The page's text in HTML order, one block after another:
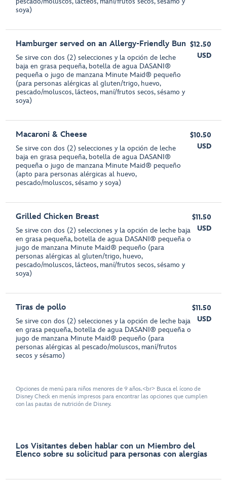
soya)
Hamburger served on an Allergy-Friendly Bun
Se sirve con dos (2) selecciones y la opción de leche
baja en grasa pequeña, botella de agua DASANI®
pequeña o jugo de manzana Minute Maid® pequeño
(para personas alérgicas al gluten/trigo, huevo,
pescado/moluscos, lácteos, maní/frutos secos, sésamo y
soya)
$12.50
USD
Macaroni & Cheese
Se sirve con dos (2) selecciones y la opción de leche
baja en grasa pequeña, botella de agua DASANI®
pequeña o jugo de manzana Minute Maid® pequeño
(apto para personas alérgicas al huevo,
pescado/moluscos, sésamo y soya)
$10.50
USD
Grilled Chicken Breast
Se sirve con dos (2) selecciones y la opción de leche baja
en grasa pequeña, botella de agua DASANI® pequeña o
jugo de manzana Minute Maid® pequeño (para
personas alérgicas al gluten/trigo, huevo,
pescado/moluscos, lácteos, maní/frutos secos, sésamo y
soya)
$11.50
USD
Tiras de pollo
Se sirve con dos (2) selecciones y la opción de leche baja
en grasa pequeña, botella de agua DASANI® pequeña o
jugo de manzana Minute Maid® pequeño (para
personas alérgicas al pescado/moluscos, maní/frutos
secos y sésamo)
$11.50
USD
Opciones de menú para niños menores de 9 años.<br> Busca el ícono de
Disney Check en menús impresos para encontrar las opciones que cumplen
con las pautas de nutrición de Disney.
Los Visitantes deben hablar con un Miembro del
Elenco sobre su solicitud para personas con alergias